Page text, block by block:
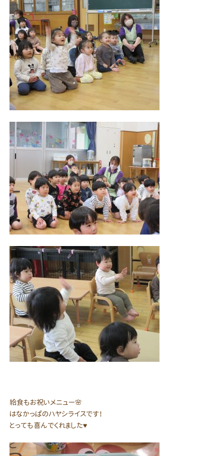
給食もお祝いメニュー🌸
はなかっぱのハヤシライスです！
とっても喜んでくれました♥